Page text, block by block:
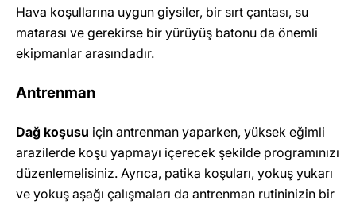
Hava koşullarına uygun giysiler, bir sırt çantası, su
matarası ve gerekirse bir yürüyüş batonu da önemli
ekipmanlar arasındadır.
Antrenman
Dağ koşusu için antrenman yaparken, yüksek eğimli
arazilerde koşu yapmayı içerecek şekilde programınızı
düzenlemelisiniz. Ayrıca, patika koşuları, yokuş yukarı
ve yokuş aşağı çalışmaları da antrenman rutininizin bir